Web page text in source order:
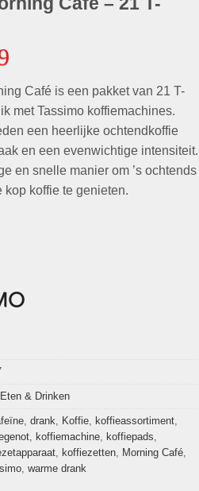
Huidige
is:
€3,99.
Café is een pakket van 21 T-
met Tassimo koffiemachines.
een heerlijke ochtendkoffie
en een evenwichtige intensiteit.
en snelle manier om ’s ochtends
kop koffie te genieten.
Eten & Drinken
, drank Koffie, koffieassortiment,
, koffiemachine, koffiepads
, koffiezetten, Morning Café,
, warme drank